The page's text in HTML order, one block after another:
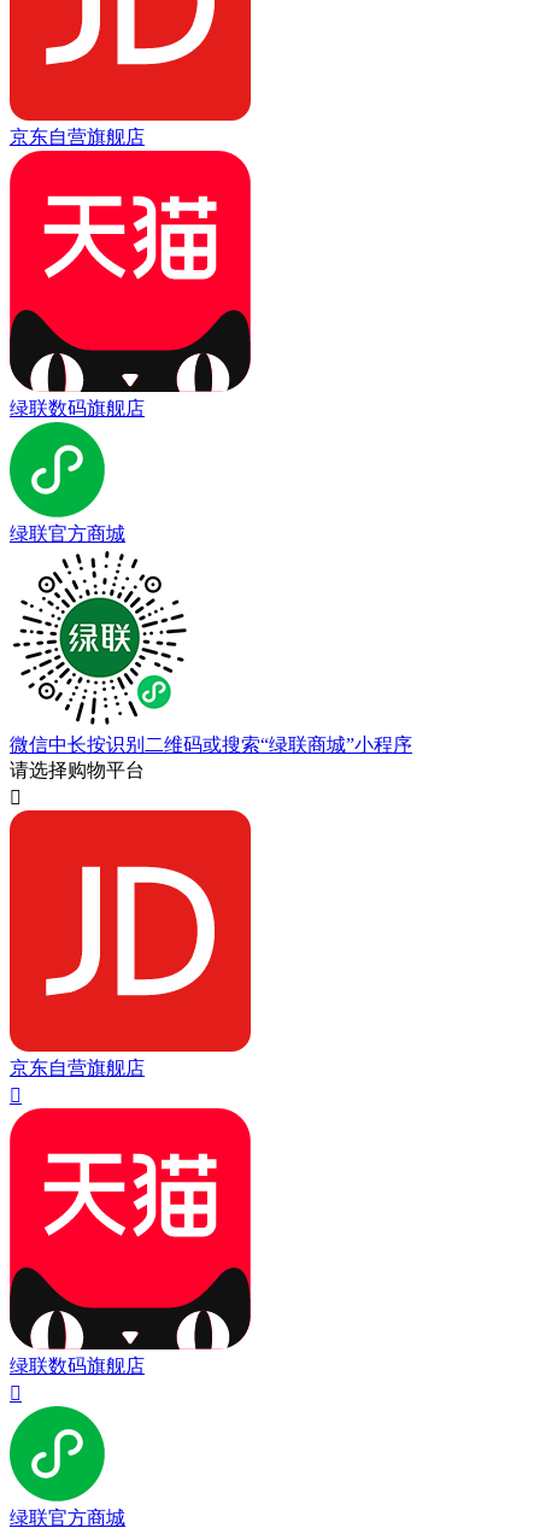
京东自营旗舰店
绿联数码旗舰店
绿联官方商城
微信中长按识别二维码或搜索“绿联商城”小程序
请选择购物平台

京东自营旗舰店

绿联数码旗舰店

绿联官方商城